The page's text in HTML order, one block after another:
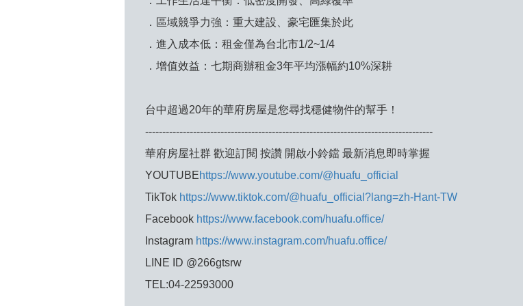
．區域競爭力強：重大建設、豪宅匯集於此
．進入成本低：租金僅為台北市1/2~1/4
．增值效益：七期商辦租金3年平均漲幅約10%深耕
台中超過20年的華府房屋是您尋找穩健物件的幫手！
------------------------------------------------------------------------------------
華府房屋社群 歡迎訂閱 按讚 開啟小鈴鐺 最新消息即時掌握
YOUTUBEhttps://www.youtube.com/@huafu_official
TikTok https://www.tiktok.com/@huafu_official?lang=zh-Hant-TW
Facebook https://www.facebook.com/huafu.office/
Instagram https://www.instagram.com/huafu.office/
LINE ID @266gtsrw
TEL:04-22593000